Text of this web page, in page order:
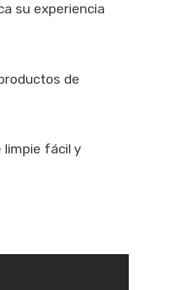
su experiencia
de
limpie fácil y